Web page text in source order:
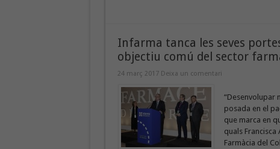
Infarma tanca les seves
objectiu comú del sector
24 març 2017 Deixa un comentari
“Desenvolupar
posada en el
que marca en
quals
Farmàcia del